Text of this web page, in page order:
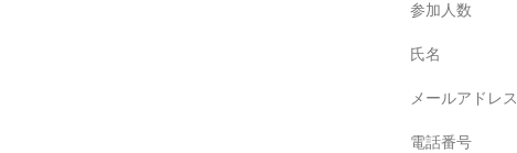
参加人数
氏名
メールアドレス
電話番号